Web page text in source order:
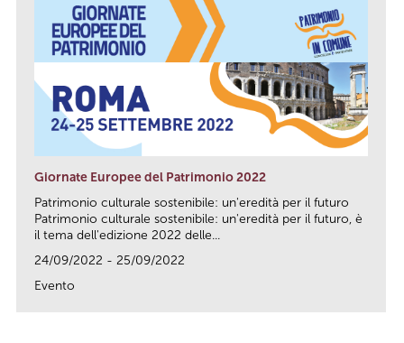
Giornate Europee del Patrimonio 2022
Patrimonio culturale sostenibile: un'eredità per il futuro
Patrimonio culturale sostenibile: un'eredità per il futuro, è
il tema dell'edizione 2022 delle...
24/09/2022 - 25/09/2022
Evento